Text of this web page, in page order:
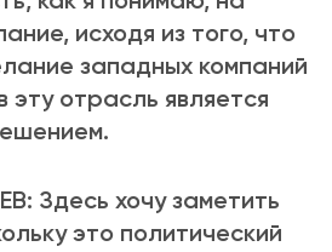
исходя из того, что
западных компаний
эту отрасль является
Здесь хочу заметить
это политический